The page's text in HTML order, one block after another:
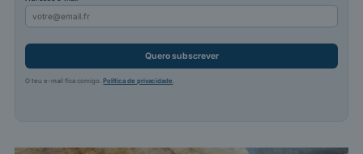
Quero subscrever
O teu e-mail fica comigo.Política de privacidade